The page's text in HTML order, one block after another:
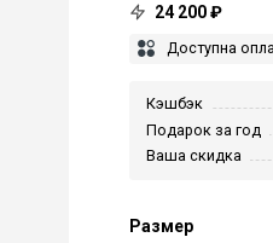
24 200 ₽
Доступна
Кэшбэк
Подарок за год
Ваша скидка
Размер